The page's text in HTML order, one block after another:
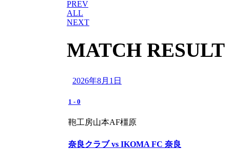
PREV
ALL
NEXT
MATCH RESULT
2026年8月1日
1 - 0
鞄工房山本AF橿原
奈良クラブ vs IKOMA FC 奈良